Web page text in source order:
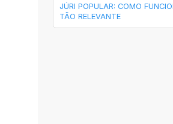
JÚRI POPULAR: COMO
TÃO RELEVANTE